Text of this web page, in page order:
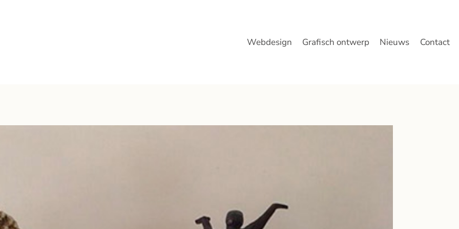
Webdesign Grafisch ontwerp Nieuws Contact